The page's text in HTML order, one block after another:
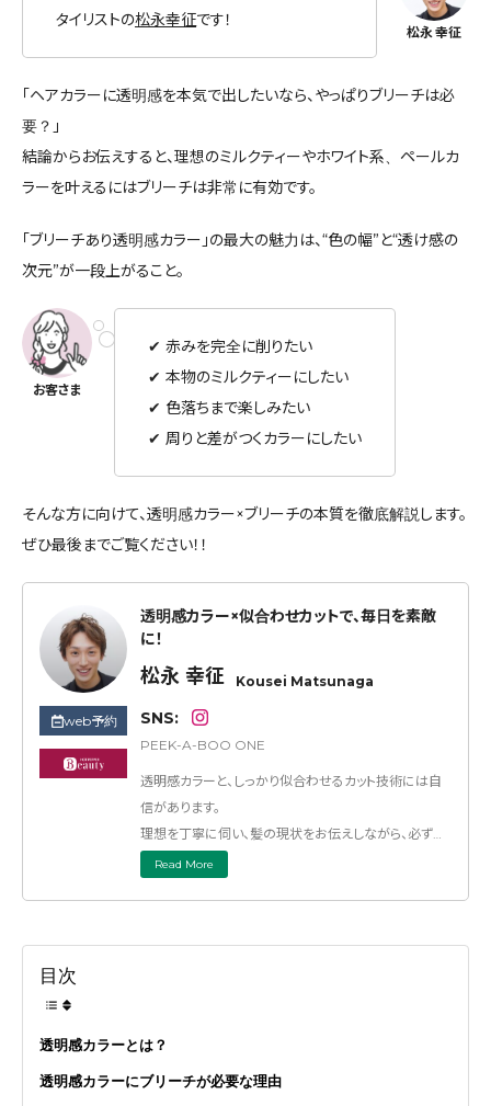
タイリストの松永幸征です！
「ヘアカラーに透明感を本気で出したいなら、やっぱりブリーチは必
要？」
結論からお伝えすると、理想のミルクティーやホワイト系、ペールカ
ラーを叶えるにはブリーチは非常に有効です。
「ブリーチあり透明感カラー」の最大の魅力は、“色の幅”と“透け感の
次元”が一段上がること。
✔ 赤みを完全に削りたい
✔ 本物のミルクティーにしたい
✔ 色落ちまで楽しみたい
✔ 周りと差がつくカラーにしたい
そんな方に向けて、透明感カラー×ブリーチの本質を徹底解説します。
ぜひ最後までご覧ください！！
web予約
透明感カラー×似合わせカットで、毎日を素敵
に！
松永 幸征 Kousei Matsunaga
SNS:
PEEK-A-BOO ONE
透明感カラーと、しっかり似合わせるカット技術には自
信があります。
理想を丁寧に伺い、髪の現状をお伝えしながら、必ず最
高の仕上がりをご提案します。
Read More
目次
透明感カラーとは？
透明感カラーにブリーチが必要な理由